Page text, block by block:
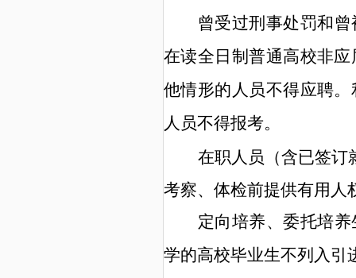
曾受过刑事处罚和
在读全日制普通高校非
他情形的人员不得应聘。
人员不得报考。
在职人员（含已签订
考察、体检前提供有用人
定向培养、委托培
学的高校毕业生不列入引